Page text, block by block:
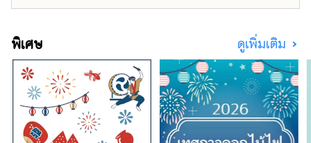
พิเศษ ดูเพิ่มเติม